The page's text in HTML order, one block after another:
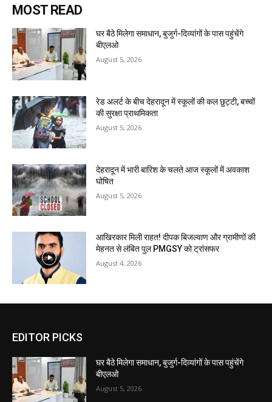
MOST READ
घर बैठे मिलेगा समाधान, बुजुर्ग-दिव्यांगों के पास पहुंचेंगे
बीएलओ
August 5, 2026
रेड अलर्ट के बीच देहरादून में स्कूलों की कल छुट्टी, बच्चों
की सुरक्षा प्राथमिकता
August 5, 2026
देहरादून में भारी बारिश के चलते आज स्कूलों में अवकाश
घोषित
August 5, 2026
आखिरकार मिली राहत! दीपक बिजल्वाण और ग्रामीणों की
मेहनत से लंबित पुल PMGSY को ट्रांसफर
August 4, 2026
EDITOR PICKS
घर बैठे मिलेगा समाधान, बुजुर्ग-दिव्यांगों के पास पहुंचेंगे
बीएलओ
August 5, 2026